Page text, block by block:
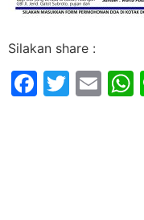
Silakan share :